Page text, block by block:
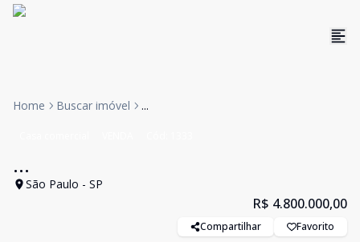
Home Buscar imóvel ...
...
São Paulo - SP
R$ 4.800.000,00
Compartilhar Favorito